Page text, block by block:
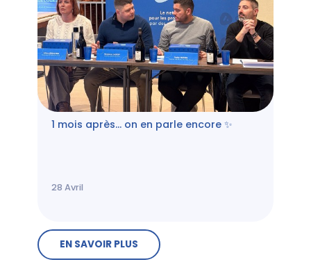
1 mois après… on en parle encore ✨
28 Avril
EN SAVOIR PLUS